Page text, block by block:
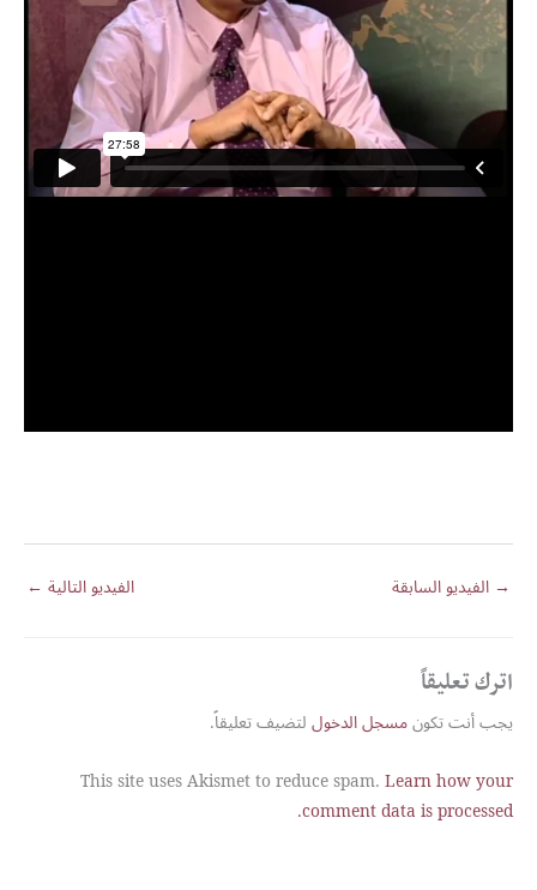
→ الفيديو السابقة الفيديو التالية ←
اترك تعليقاً
يجب أنت تكونمسجل الدخوللتضيف تعليقاً.
This site uses Akismet to reduce spam.Learn how your
comment data is processed.